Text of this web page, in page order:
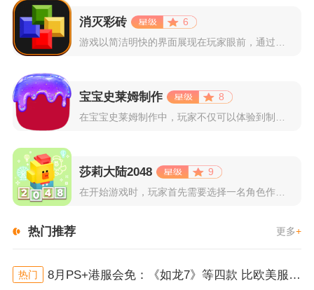
消灭彩砖
6
宝宝史莱姆制作
8
莎莉大陆2048
9
热门推荐 更多+
热门 8月PS+港服会免：《如龙7》等四款 比欧美服多一款